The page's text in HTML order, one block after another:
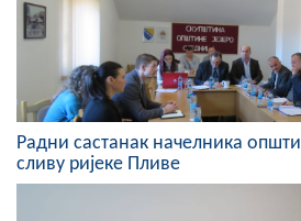
ФИНАНСИЈЕ
ПРИВРЕДА
Пољопривреда
Туризам
Радни састанак начелника
сливу ријеке Пливе